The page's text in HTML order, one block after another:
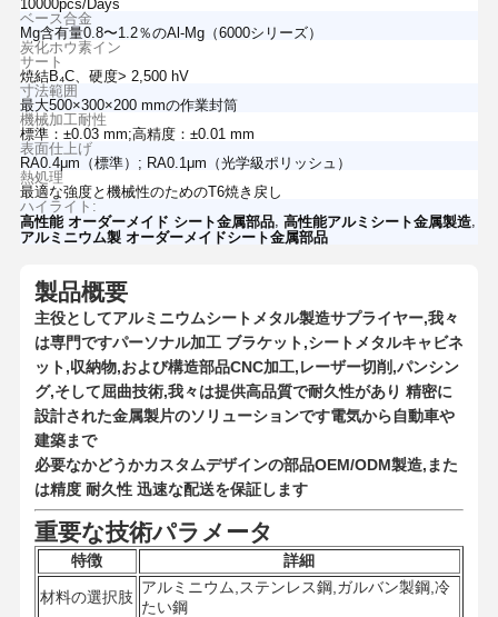
10000pcs/Days
ベース合金
Mg含有量0.8〜1.2％のAl-Mg（6000シリーズ）
炭化ホウ素イン
サート
焼結B₄C、硬度> 2,500 hV
寸法範囲
最大500×300×200 mmの作業封筒
機械加工耐性
標準：±0.03 mm;高精度：±0.01 mm
表面仕上げ
RA0.4μm（標準）; RA0.1μm（光学級ポリッシュ）
熱処理
最適な強度と機械性のためのT6焼き戻し
ハイライト:
高性能 オーダーメイド シート金属部品, 高性能アルミシート金属製造,
アルミニウム製 オーダーメイドシート金属部品
製品概要
主役としてアルミニウムシートメタル製造サプライヤー,我々
は専門ですパーソナル加工 ブラケット,シートメタルキャビネ
ット,収納物,および構造部品CNC加工,レーザー切削,パンシン
グ,そして屈曲技術,我々は提供高品質で耐久性があり 精密に
設計された金属製片のソリューションです電気から自動車や
建築まで
必要なかどうかカスタムデザインの部品OEM/ODM製造,また
は精度 耐久性 迅速な配送を保証します
重要な技術パラメータ
特徴 詳細
材料の選択肢
アルミニウム,ステンレス鋼,ガルバン製鋼,冷
たい鋼